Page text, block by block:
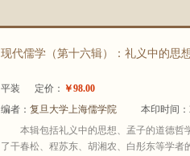
现代儒学（第十六辑）：礼义中的思
平装 定价： ￥98.00
编者： 复旦大学上海儒学院
本印时间：
本辑包括礼义中的思想、孟子的道德哲
了干春松、程苏东、胡湘农、白彤东等学